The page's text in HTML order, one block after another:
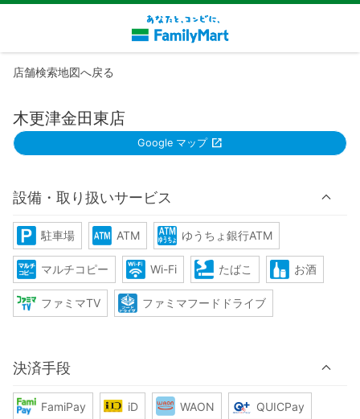
店舗検索地図へ戻る
木更津金田東店
Google マップ
設備・取り扱いサービス
駐車場 ATM ゆうちょ銀行ATM
マルチコピー Wi-Fi たばこ お酒
ファミマTV ファミマフードドライブ
決済手段
FamiPay iD WAON QUICPay